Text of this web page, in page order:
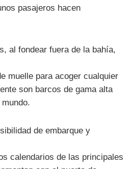
pasajeros hacen
al fondear fuera de la bahía,
muelle para acoger cualquier
son barcos de gama alta
de embarque y
calendarios de las principales